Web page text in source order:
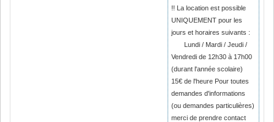
!! La location est possible
UNIQUEMENT pour les
jours et horaires suivants :
Lundi / Mardi / Jeudi /
Vendredi de 12h30 à 17h00
(durant l'année scolaire)
15€ de l'heure Pour toutes
demandes d'informations
(ou demandes particulières)
merci de prendre contact